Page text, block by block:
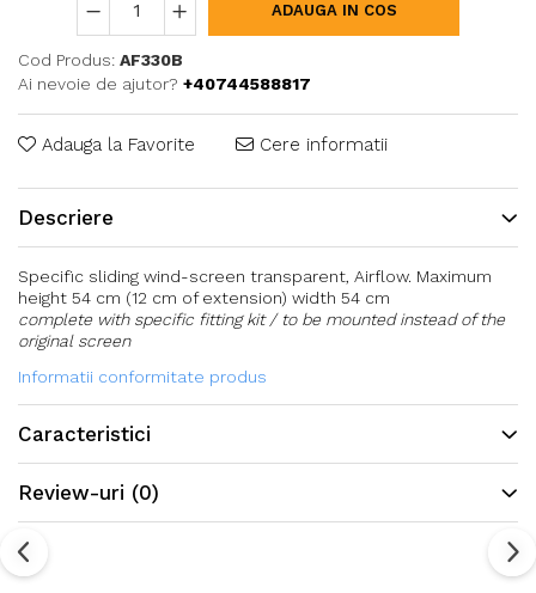
ADAUGA IN COS
Cod Produs: AF330B
Ai nevoie de ajutor? +40744588817
Adauga la Favorite Cere informatii
Descriere
Specific sliding wind-screen transparent, Airflow. Maximum
height 54 cm (12 cm of extension) width 54 cm
complete with specific fitting kit / to be mounted instead of the
original screen
Informatii conformitate produs
Caracteristici
Review-uri (0)